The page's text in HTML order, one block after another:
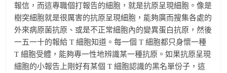
報信，而這專職個打報告的細胞，就是抗原呈現細胞。像是
樹突細胞就是很厲害的抗原呈現細胞，能夠廣而搜集各處的
外來病原菌抗原、或是不正常細胞內的變異蛋白抗原，然後
一五一十的報給 T 細胞知道。每一個 T 細胞都只身懷一種
T 細胞受體，能夠專一性地辨識某一種抗原。如果抗原呈現
細胞的小報告上剛好有某個 T 細胞認識的黑名單份子，這